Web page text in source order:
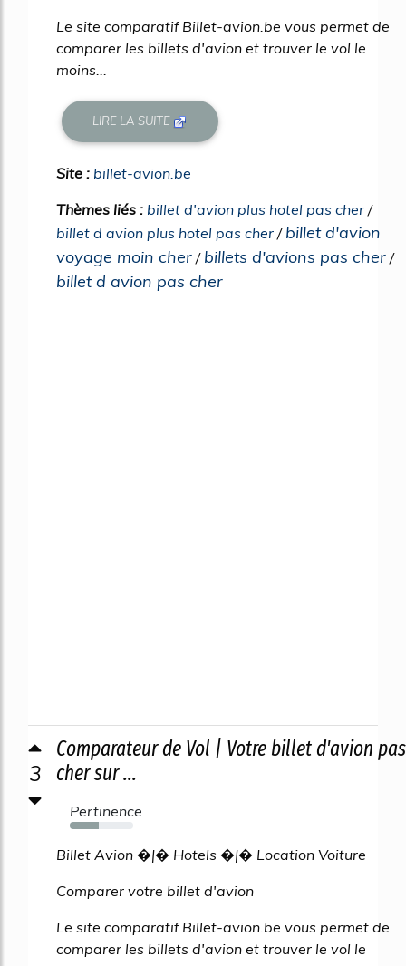
Le site comparatif Billet-avion.be vous permet de
comparer les billets d'avion et trouver le vol le
moins...
LIRE LA SUITE
Site : billet-avion.be
Thèmes liés : billet d'avion plus hotel pas cher /
billet d avion plus hotel pas cher / billet d'avion
voyage moin cher / billets d'avions pas cher /
billet d avion pas cher
3
Comparateur de Vol | Votre billet d'avion pas
cher sur ...
Pertinence
46%
Billet Avion �|� Hotels �|� Location Voiture
Comparer votre billet d'avion
Le site comparatif Billet-avion.be vous permet de
comparer les billets d'avion et trouver le vol le